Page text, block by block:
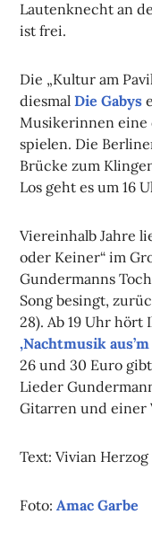
Lautenknecht an
ist frei.
Die „Kultur am
diesmalDie Gabys
Musikerinnen eine
spielen. Die
Brücke zum
Los geht es um 16
Viereinhalb Jahre
oder Keiner“ im
Gundermanns
Song besingt,
28). Ab 19 Uhr hört
‚Nachtmusik aus’m
26 und 30 Euro
Lieder
Gitarren und einer
Text: Vivian Herzog
Foto:Amac Garbe